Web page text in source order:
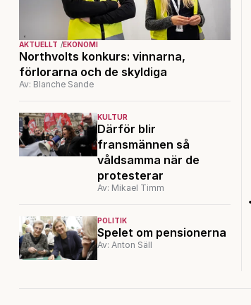
AKTUELLT EKONOMI
Northvolts konkurs: vinnarna,
förlorarna och de skyldiga
Av: Blanche Sande
KULTUR
Därför blir
fransmännen så
våldsamma när de
protesterar
Av: Mikael Timm
POLITIK
Spelet om pensionerna
Av: Anton Säll